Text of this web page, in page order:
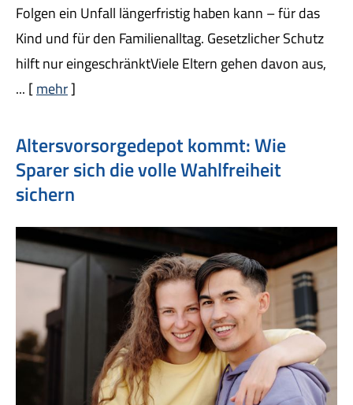
Folgen ein Unfall längerfristig haben kann – für das
Kind und für den Familienalltag. Gesetzlicher Schutz
hilft nur eingeschränktViele Eltern gehen davon aus,
... [mehr]
Alters­vorsorge­depot kommt: Wie
Sparer sich die volle Wahlfreiheit
sichern